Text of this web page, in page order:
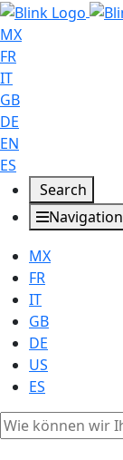
MX
FR
IT
GB
DE
EN
ES
Search
Navigation
MX
FR
IT
GB
DE
US
ES